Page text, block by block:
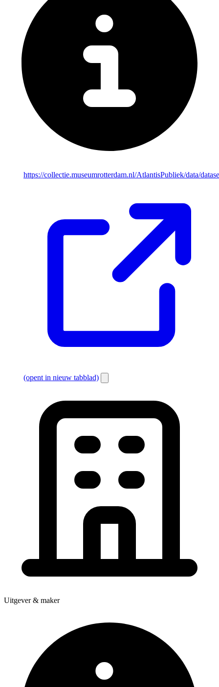
https://collectie.museumrotterdam.nl/AtlantisPubliek/data/
(opent in nieuw tabblad)
Uitgever & maker